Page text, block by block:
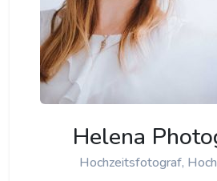
Helena
Hochzeitsfotograf,